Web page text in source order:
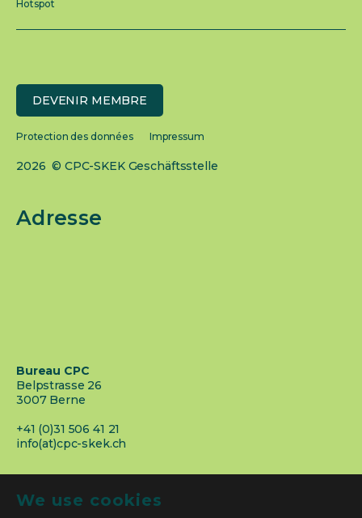
We use cookies
Hotspot
DEVENIR MEMBRE
Protection des données Impressum
2026 © CPC-SKEK Geschäftsstelle
Adresse
Bureau CPC
Belpstrasse 26
3007 Berne
+41 (0)31 506 41 21
info(at)cpc-skek.ch